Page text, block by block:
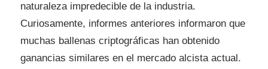
naturaleza impredecible de la industria.
Curiosamente, informes anteriores informaron que
muchas ballenas criptográficas han obtenido
ganancias similares en el mercado alcista actual.